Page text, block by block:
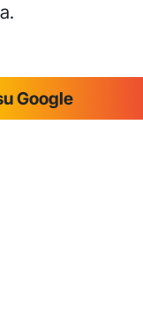
Google